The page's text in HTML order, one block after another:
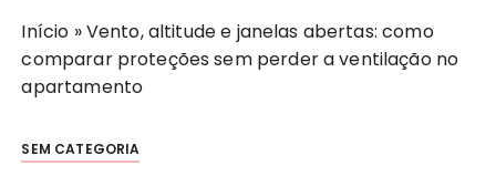
Início »Vento, altitude e janelas abertas: como
comparar proteções sem perder a ventilação no
apartamento
SEM CATEGORIA